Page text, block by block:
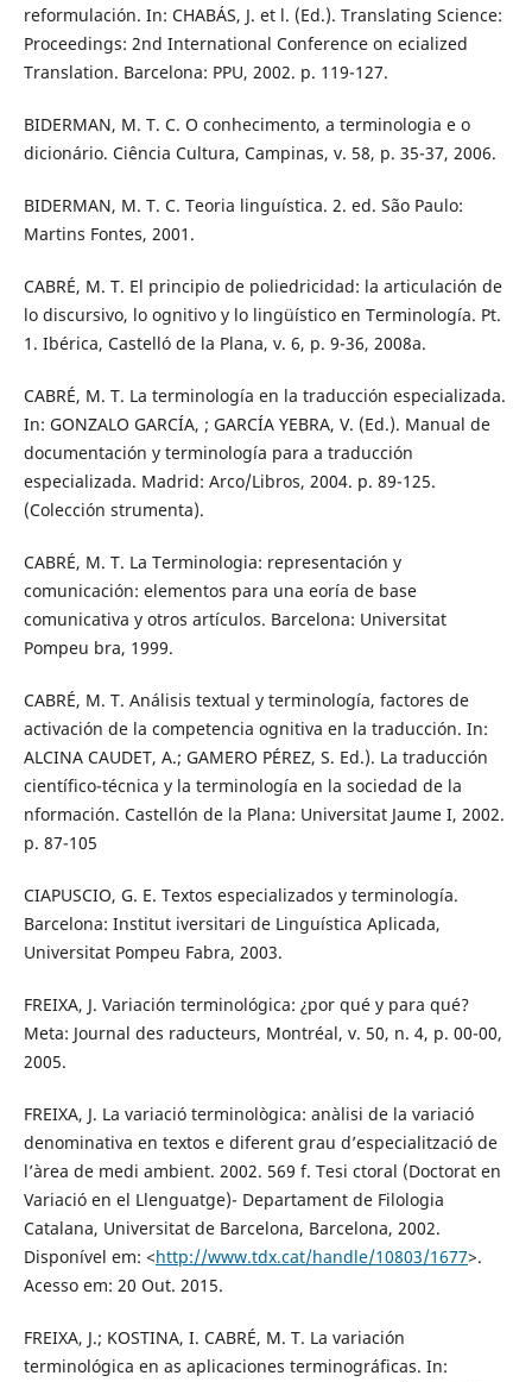
reformulación. In: CHABÁS, J. et l. (Ed.). Translating Science:
Proceedings: 2nd International Conference on ecialized
Translation. Barcelona: PPU, 2002. p. 119-127.
BIDERMAN, M. T. C. O conhecimento, a terminologia e o
dicionário. Ciência Cultura, Campinas, v. 58, p. 35-37, 2006.
BIDERMAN, M. T. C. Teoria linguística. 2. ed. São Paulo:
Martins Fontes, 2001.
CABRÉ, M. T. El principio de poliedricidad: la articulación de
lo discursivo, lo ognitivo y lo lingüístico en Terminología. Pt.
1. Ibérica, Castelló de la Plana, v. 6, p. 9-36, 2008a.
CABRÉ, M. T. La terminología en la traducción especializada.
In: GONZALO GARCÍA, ; GARCÍA YEBRA, V. (Ed.). Manual de
documentación y terminología para a traducción
especializada. Madrid: Arco/Libros, 2004. p. 89-125.
(Colección strumenta).
CABRÉ, M. T. La Terminologia: representación y
comunicación: elementos para una eoría de base
comunicativa y otros artículos. Barcelona: Universitat
Pompeu bra, 1999.
CABRÉ, M. T. Análisis textual y terminología, factores de
activación de la competencia ognitiva en la traducción. In:
ALCINA CAUDET, A.; GAMERO PÉREZ, S. Ed.). La traducción
científico-técnica y la terminología en la sociedad de la
nformación. Castellón de la Plana: Universitat Jaume I, 2002.
p. 87-105
CIAPUSCIO, G. E. Textos especializados y terminología.
Barcelona: Institut iversitari de Linguística Aplicada,
Universitat Pompeu Fabra, 2003.
FREIXA, J. Variación terminológica: ¿por qué y para qué?
Meta: Journal des raducteurs, Montréal, v. 50, n. 4, p. 00-00,
2005.
FREIXA, J. La variació terminològica: anàlisi de la variació
denominativa en textos e diferent grau d’especialització de
l’àrea de medi ambient. 2002. 569 f. Tesi ctoral (Doctorat en
Variació en el Llenguatge)- Departament de Filologia
Catalana, Universitat de Barcelona, Barcelona, 2002.
Disponível em: <http://www.tdx.cat/handle/10803/1677>.
Acesso em: 20 Out. 2015.
FREIXA, J.; KOSTINA, I. CABRÉ, M. T. La variación
terminológica en as aplicaciones terminográficas. In: